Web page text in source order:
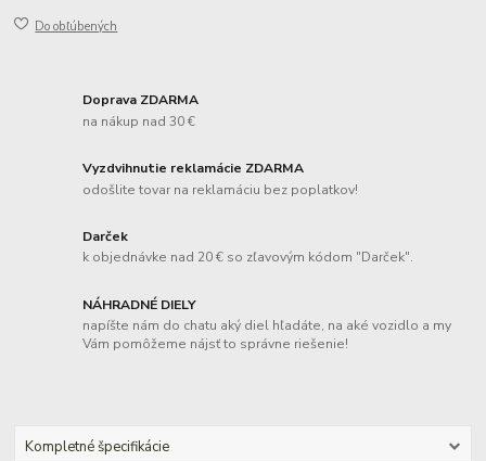
Do obľúbených
Doprava ZDARMA
na nákup nad 30 €
Vyzdvihnutie reklamácie ZDARMA
odošlite tovar na reklamáciu bez poplatkov!
Darček
k objednávke nad 20 € so zľavovým kódom "Darček".
NÁHRADNÉ DIELY
napíšte nám do chatu aký diel hľadáte, na aké vozidlo a my
Vám pomôžeme nájsť to správne riešenie!
Kompletné špecifikácie